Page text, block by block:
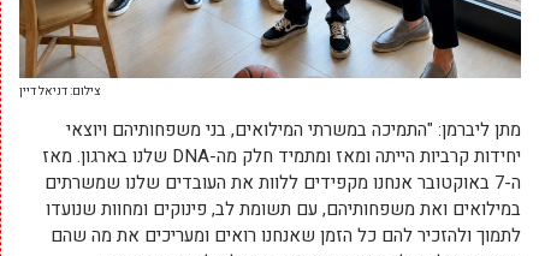
צילום: דניאל דיין
מתן ליברמן: "התמיכה במשרתי המילואים, בני משפחותיהם ויוצאי
יחידות קרביות הייתה ומאז ומתמיד חלק מה-DNA שלנו בארגון. מאז
ה-7 באוקטובר אנחנו מקפידים ללוות את העובדים שלנו שמשרתים
במילואים ואת משפחותיהם, עם תשומת לב, פינוקים ומחוות שנועדו
לתמוך ולהזכיר להם כל הזמן שאנחנו רואים ומעריכים את מה שהם